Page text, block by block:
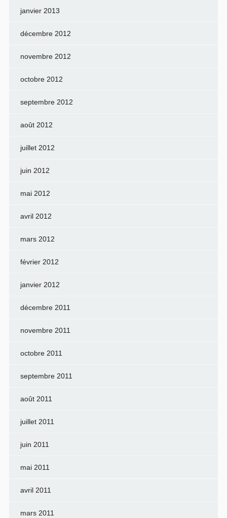
janvier 2013
décembre 2012
novembre 2012
octobre 2012
septembre 2012
août 2012
juillet 2012
juin 2012
mai 2012
avril 2012
mars 2012
février 2012
janvier 2012
décembre 2011
novembre 2011
octobre 2011
septembre 2011
août 2011
juillet 2011
juin 2011
mai 2011
avril 2011
mars 2011